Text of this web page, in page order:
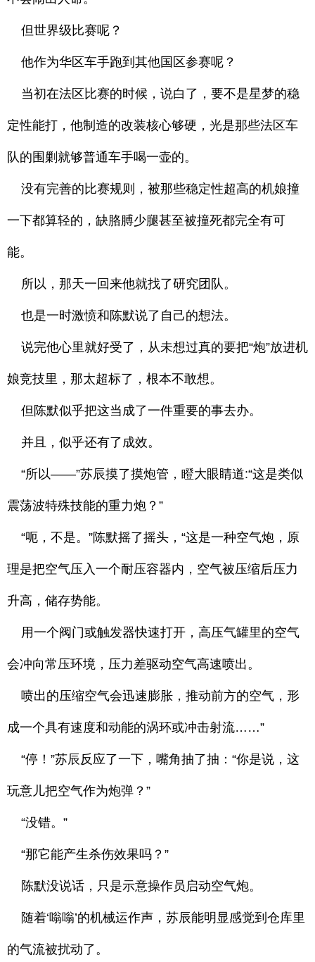
但世界级比赛呢？
他作为华区车手跑到其他国区参赛呢？
当初在法区比赛的时候，说白了，要不是星梦的稳
定性能打，他制造的改装核心够硬，光是那些法区车
队的围剿就够普通车手喝一壶的。
没有完善的比赛规则，被那些稳定性超高的机娘撞
一下都算轻的，缺胳膊少腿甚至被撞死都完全有可
能。
所以，那天一回来他就找了研究团队。
也是一时激愤和陈默说了自己的想法。
说完他心里就好受了，从未想过真的要把“炮”放进机
娘竞技里，那太超标了，根本不敢想。
但陈默似乎把这当成了一件重要的事去办。
并且，似乎还有了成效。
“所以——”苏辰摸了摸炮管，瞪大眼睛道:“这是类似
震荡波特殊技能的重力炮？”
“呃，不是。”陈默摇了摇头，“这是一种空气炮，原
理是把空气压入一个耐压容器内，空气被压缩后压力
升高，储存势能。
用一个阀门或触发器快速打开，高压气罐里的空气
会冲向常压环境，压力差驱动空气高速喷出。
喷出的压缩空气会迅速膨胀，推动前方的空气，形
成一个具有速度和动能的涡环或冲击射流……”
“停！”苏辰反应了一下，嘴角抽了抽：“你是说，这
玩意儿把空气作为炮弹？”
“没错。”
“那它能产生杀伤效果吗？”
陈默没说话，只是示意操作员启动空气炮。
随着‘嗡嗡’的机械运作声，苏辰能明显感觉到仓库里
的气流被扰动了。